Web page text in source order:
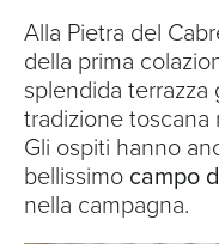
Alla Pietra del
della prima
splendida
tradizione toscana
Gli ospiti hanno
bellissimo campo
nella campagna.